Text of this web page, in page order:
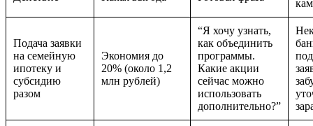
Подача заявки
на семейную
ипотеку и
субсидию
разом
Экономия до
20% (около 1,2
млн рублей)
“Я хочу узнать,
как объединить
программы.
Какие акции
сейчас можно
использовать
дополнительно?”